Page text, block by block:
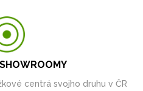
centrá svojho druhu v ČR